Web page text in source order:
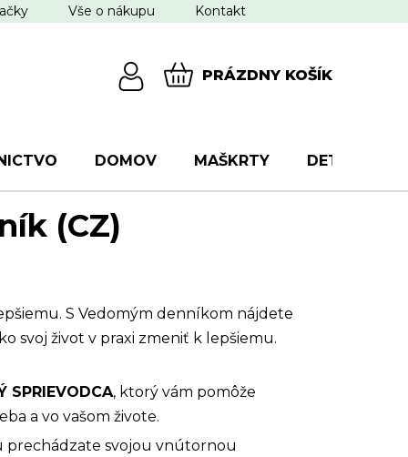
Vše o nákupu Kontakt
PRÁZDNY KOŠÍK
DOMOV MAŠKRTY DETI
(CZ)
S Vedomým denníkom nájdete
svoj život v praxi zmeniť k lepšiemu.
SPRIEVODCA, ktorý vám pomôže
a vo vašom živote.
prechádzate svojou vnútornou